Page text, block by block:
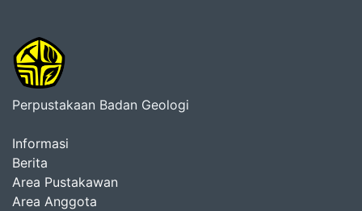
Perpustakaan Badan Geologi
Informasi
Berita
Area Pustakawan
Area Anggota